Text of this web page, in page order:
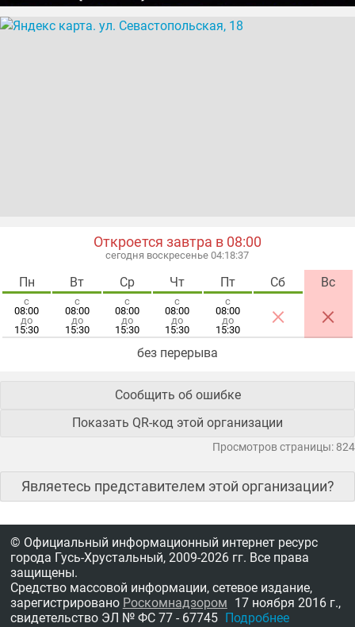
Откроется завтра в 08:00
сегодня воскресенье 04:18:38
Пн
с
08:00
до
15:30
Вт
с
08:00
до
15:30
Ср
с
08:00
до
15:30
Чт
с
08:00
до
15:30
Пт
с
08:00
до
15:30
Сб
×
Вс
×
без перерыва
Сообщить об ошибке
Показать QR-код этой организации
Просмотров страницы: 824
Являетесь представителем этой организации?
© Официальный информационный интернет ресурс
города Гусь-Хрустальный, 2009-2026 гг. Все права
защищены.
Средство массовой информации, сетевое издание,
зарегистрировано Роскомнадзором 17 ноября 2016 г.,
свидетельство ЭЛ № ФС 77 - 67745 Подробнее